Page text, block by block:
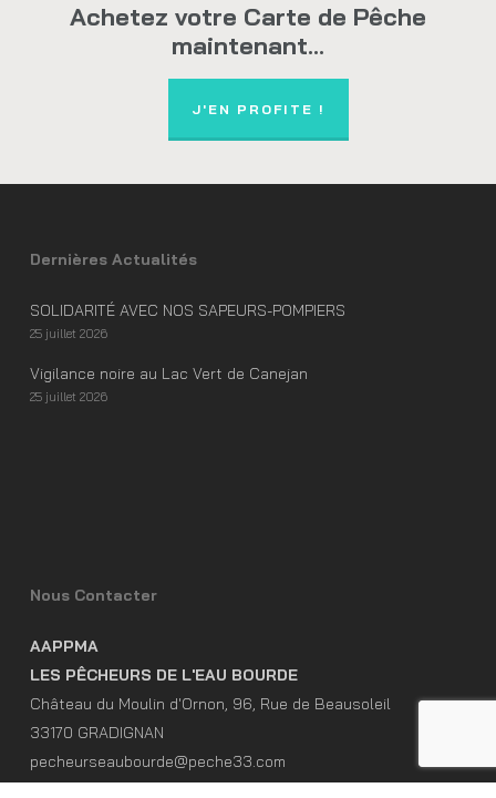
Achetez votre Carte de Pêche
maintenant...
J'EN PROFITE !
Dernières Actualités
SOLIDARITÉ AVEC NOS SAPEURS-POMPIERS
25 juillet 2026
Vigilance noire au Lac Vert de Canejan
25 juillet 2026
Nous Contacter
AAPPMA
LES PÊCHEURS DE L'EAU BOURDE
Château du Moulin d'Ornon, 96, Rue de Beausoleil
33170 GRADIGNAN
pecheurseaubourde@peche33.com